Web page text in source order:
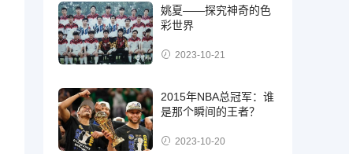
姚夏——探究神奇的色
彩世界
2023-10-21
2015年NBA总冠军：谁
是那个瞬间的王者？
2023-10-20